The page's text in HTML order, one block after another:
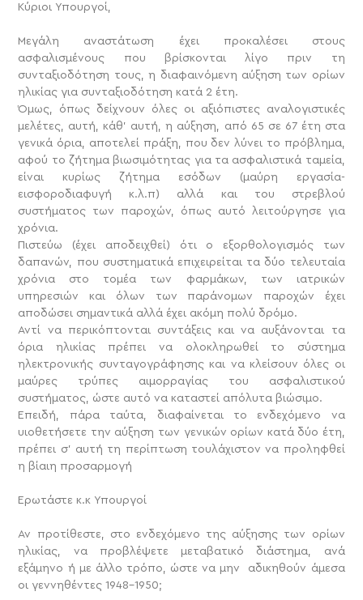
Κύριοι Υπουργοί,
Μεγάλη αναστάτωση έχει προκαλέσει στους
ασφαλισμένους που βρίσκονται λίγο πριν τη
συνταξιοδότηση τους, η διαφαινόμενη αύξηση των ορίων
ηλικίας για συνταξιοδότηση κατά 2 έτη.
Όμως, όπως δείχνουν όλες οι αξιόπιστες αναλογιστικές
μελέτες, αυτή, κάθ’ αυτή, η αύξηση, από 65 σε 67 έτη στα
γενικά όρια, αποτελεί πράξη, που δεν λύνει το πρόβλημα,
αφού το ζήτημα βιωσιμότητας για τα ασφαλιστικά ταμεία,
είναι κυρίως ζήτημα εσόδων (μαύρη εργασία-
εισφοροδιαφυγή κ.λ.π) αλλά και του στρεβλού
συστήματος των παροχών, όπως αυτό λειτούργησε για
χρόνια.
Πιστεύω (έχει αποδειχθεί) ότι ο εξορθολογισμός των
δαπανών, που συστηματικά επιχειρείται τα δύο τελευταία
χρόνια στο τομέα των φαρμάκων, των ιατρικών
υπηρεσιών και όλων των παράνομων παροχών έχει
αποδώσει σημαντικά αλλά έχει ακόμη πολύ δρόμο.
Αντί να περικόπτονται συντάξεις και να αυξάνονται τα
όρια ηλικίας πρέπει να ολοκληρωθεί το σύστημα
ηλεκτρονικής συνταγογράφησης και να κλείσουν όλες οι
μαύρες τρύπες αιμορραγίας του ασφαλιστικού
συστήματος, ώστε αυτό να καταστεί απόλυτα βιώσιμο.
Επειδή, πάρα ταύτα, διαφαίνεται το ενδεχόμενο να
υιοθετήσετε την αύξηση των γενικών ορίων κατά δύο έτη,
πρέπει σ’ αυτή τη περίπτωση τουλάχιστον να προληφθεί
η βίαιη προσαρμογή
Ερωτάστε κ.κ Υπουργοί
Αν προτίθεστε, στο ενδεχόμενο της αύξησης των ορίων
ηλικίας, να προβλέψετε μεταβατικό διάστημα, ανά
εξάμηνο ή με άλλο τρόπο, ώστε να μην αδικηθούν άμεσα
οι γεννηθέντες 1948-1950;